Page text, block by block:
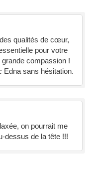
qualités de cœur,
pour votre
compassion !
Edna sans hésitation.
on pourrait me
dessus de la tête !!!